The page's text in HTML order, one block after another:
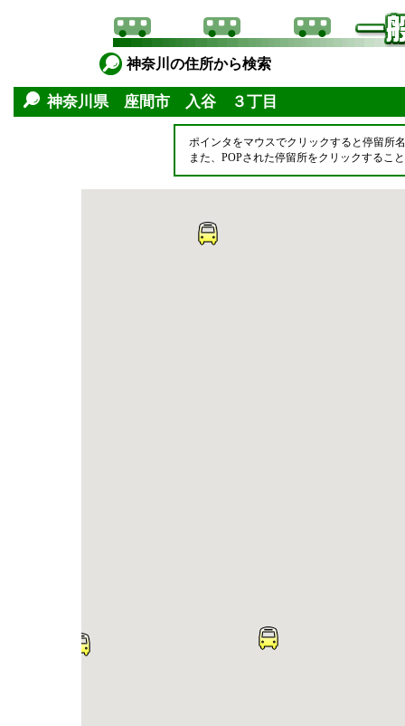
神奈川の住所から検索
神奈川県 座間市 入谷 ３丁目
ポインタをマウスでクリックすると停留所
また、POPされた停留所をクリックするこ